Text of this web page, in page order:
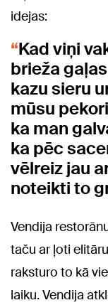
idejas:
Kad viņi
brieža
kazu sieru
mūsu
ka man
ka pēc
vēlreiz jau
noteikti to
Vendija
taču ar ļoti
raksturo to kā
laiku. Vendija